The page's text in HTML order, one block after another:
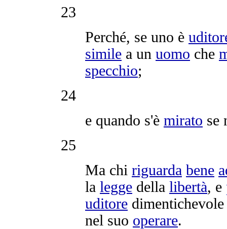
23
Perché, se uno è
simile a un uomo che
specchio;
24
e quando s'è mirato se
25
Ma chi riguarda bene
la legge della libertà, e
uditore dimentichevole
nel suo operare.